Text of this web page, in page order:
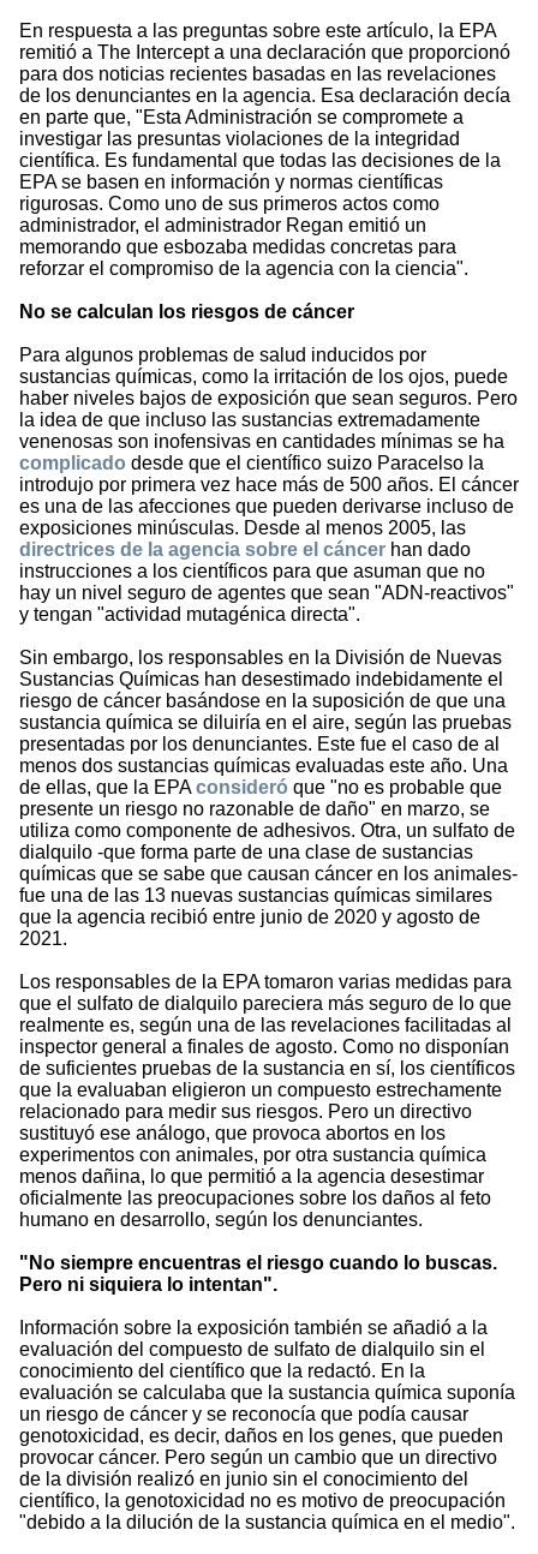
En respuesta a las preguntas sobre este artículo, la EPA
remitió a The Intercept a una declaración que proporcionó
para dos noticias recientes basadas en las revelaciones
de los denunciantes en la agencia. Esa declaración decía
en parte que, "Esta Administración se compromete a
investigar las presuntas violaciones de la integridad
científica. Es fundamental que todas las decisiones de la
EPA se basen en información y normas científicas
rigurosas. Como uno de sus primeros actos como
administrador, el administrador Regan emitió un
memorando que esbozaba medidas concretas para
reforzar el compromiso de la agencia con la ciencia".
No se calculan los riesgos de cáncer
Para algunos problemas de salud inducidos por
sustancias químicas, como la irritación de los ojos, puede
haber niveles bajos de exposición que sean seguros. Pero
la idea de que incluso las sustancias extremadamente
venenosas son inofensivas en cantidades mínimas se ha
complicado desde que el científico suizo Paracelso la
introdujo por primera vez hace más de 500 años. El cáncer
es una de las afecciones que pueden derivarse incluso de
exposiciones minúsculas. Desde al menos 2005, las
directrices de la agencia sobre el cáncer han dado
instrucciones a los científicos para que asuman que no
hay un nivel seguro de agentes que sean "ADN-reactivos"
y tengan "actividad mutagénica directa".
Sin embargo, los responsables en la División de Nuevas
Sustancias Químicas han desestimado indebidamente el
riesgo de cáncer basándose en la suposición de que una
sustancia química se diluiría en el aire, según las pruebas
presentadas por los denunciantes. Este fue el caso de al
menos dos sustancias químicas evaluadas este año. Una
de ellas, que la EPAconsideró que "no es probable que
presente un riesgo no razonable de daño" en marzo, se
utiliza como componente de adhesivos. Otra, un sulfato de
dialquilo -que forma parte de una clase de sustancias
químicas que se sabe que causan cáncer en los animales-
fue una de las 13 nuevas sustancias químicas similares
que la agencia recibió entre junio de 2020 y agosto de
2021.
Los responsables de la EPA tomaron varias medidas para
que el sulfato de dialquilo pareciera más seguro de lo que
realmente es, según una de las revelaciones facilitadas al
inspector general a finales de agosto. Como no disponían
de suficientes pruebas de la sustancia en sí, los científicos
que la evaluaban eligieron un compuesto estrechamente
relacionado para medir sus riesgos. Pero un directivo
sustituyó ese análogo, que provoca abortos en los
experimentos con animales, por otra sustancia química
menos dañina, lo que permitió a la agencia desestimar
oficialmente las preocupaciones sobre los daños al feto
humano en desarrollo, según los denunciantes.
"No siempre encuentras el riesgo cuando lo buscas.
Pero ni siquiera lo intentan".
Información sobre la exposición también se añadió a la
evaluación del compuesto de sulfato de dialquilo sin el
conocimiento del científico que la redactó. En la
evaluación se calculaba que la sustancia química suponía
un riesgo de cáncer y se reconocía que podía causar
genotoxicidad, es decir, daños en los genes, que pueden
provocar cáncer. Pero según un cambio que un directivo
de la división realizó en junio sin el conocimiento del
científico, la genotoxicidad no es motivo de preocupación
"debido a la dilución de la sustancia química en el medio".